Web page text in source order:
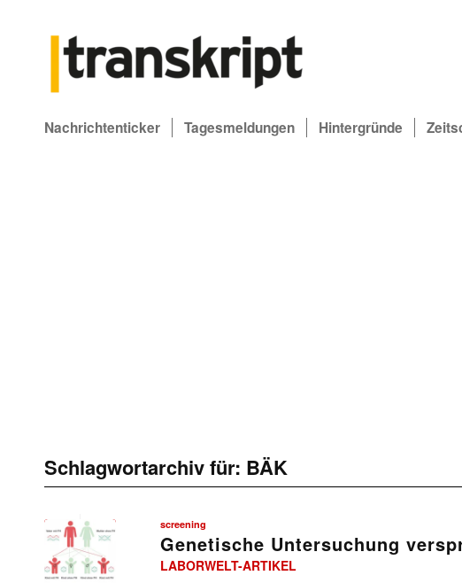
Nachrichtenticker Tagesmeldungen Hintergründe
Schlagwortarchiv für: BÄK
screening
Genetische Untersuchung
LABORWELT-ARTIKEL